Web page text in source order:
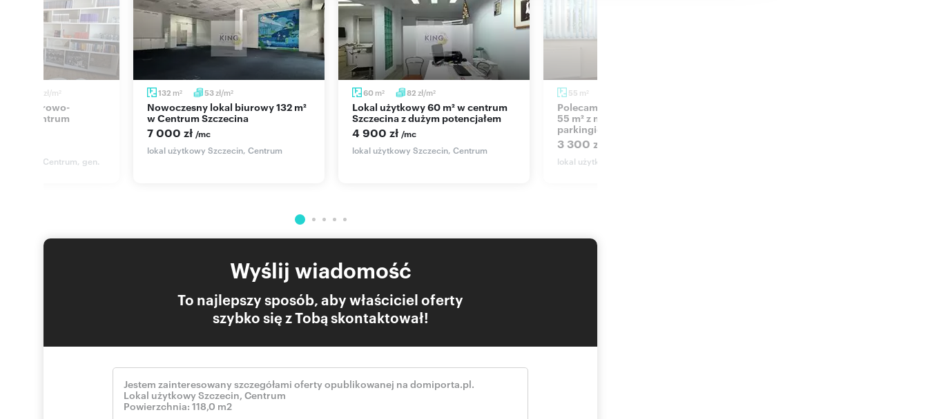
zł/m 2
m² w centrum
Centrum, gen.
132 m2 53zł/m2
Nowoczesny lokal biurowy 132 m²
w Centrum Szczecina
7 000 zł /mc
lokal użytkowy Szczecin, Centrum
60 m2 82 zł/m2
Lokal użytkowy 60 m² w centrum
Szczecina z dużym potencjałem
4 900 zł /mc
lokal użytkowy Szczecin, Centrum
55 m 2
Polecam atrakcyjny lokal biurowy
55 m² z monitoringiem i
parkingiem
3 300 zł
lokal użytkowy Szczecin, Centrum
Wyślij wiadomość
To najlepszy sposób, aby właściciel oferty
szybko się z Tobą skontaktował!